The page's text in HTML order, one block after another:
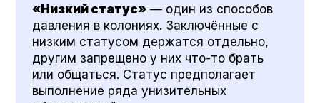
«Низкий статус»— один из способов
давления в колониях. Заключённые с
низким статусом держатся отдельно,
другим запрещено у них что-то брать
или общаться. Статус предполагает
выполнение ряда унизительных